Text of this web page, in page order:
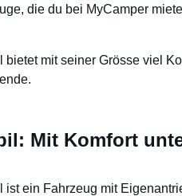
die du bei MyCamper
bietet mit seiner Grösse viel
Mit Komfort
ist ein Fahrzeug mit